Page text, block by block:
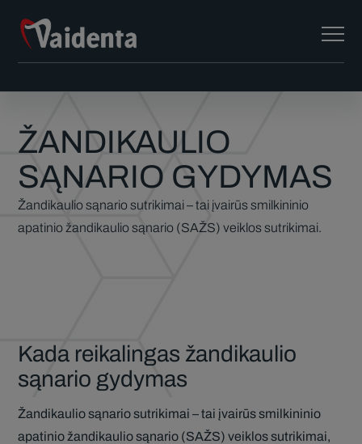
ŽANDIKAULIO
SĄNARIO GYDYMAS
Žandikaulio sąnario sutrikimai – tai įvairūs smilkininio
apatinio žandikaulio sąnario (SAŽS) veiklos sutrikimai.
Kada reikalingas žandikaulio
sąnario gydymas
Žandikaulio sąnario sutrikimai – tai įvairūs smilkininio
apatinio žandikaulio sąnario (SAŽS) veiklos sutrikimai,